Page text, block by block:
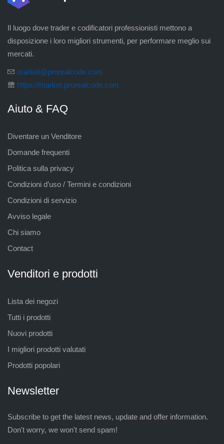
Il luogo dove trader e codificatori professionisti mettono a
disposizione i loro migliori strumenti, per performare meglio sui
mercati.
market@prorealcode.com
https://market.prorealcode.com
Aiuto & FAQ
Diventare un Venditore
Domande frequenti
Politica sulla privacy
Condizioni d’uso / Termini e condizioni
Condizioni di servizio
Avviso legale
Chi siamo
Contact
Venditori e prodotti
Lista dei negozi
Tutti i prodotti
Nuovi prodotti
I migliori prodotti valutati
Prodotti popolari
Newsletter
Subscribe to get the latest news, update and offer information.
Don't worry, we won't send spam!